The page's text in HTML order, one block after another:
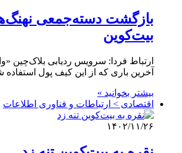
بازگشت دسته‌جمعی
بیت‌کوین
ارتباط فردا: سرویس ردیابی بلاک‌چین
آخرین باری که از این کیف پول استفاده شده،
بیشتر بخوانید »
اقتصادی > ارتباطات و فناوری اطلاعات
۱۴۰۲/۱۱/۲۶